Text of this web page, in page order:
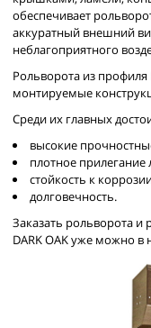
обеспечивает
аккуратный внешний
неблагоприятного
Рольворота из профиля
монтируемые
Среди их главных
высокие
плотное прилегание
стойкость к
долговечность.
Заказать рольворота и
DARK OAK уже можно